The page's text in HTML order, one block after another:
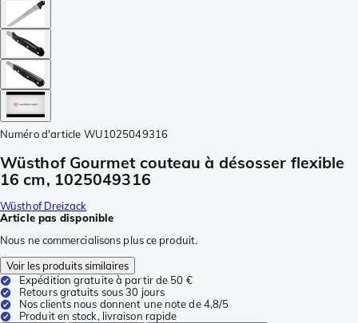
Numéro d'article WU1025049316
Wüsthof Gourmet couteau à désosser flexible
16 cm, 1025049316
Wüsthof Dreizack
Article pas disponible
Nous ne commercialisons plus ce produit.
Voir les produits similaires
Expédition gratuite à partir de 50 €
Retours gratuits sous 30 jours
Nos clients nous donnent une note de 4,8/5
Produit en stock, livraison rapide